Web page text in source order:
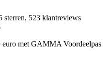
sterren, 523 klantreviews
met GAMMA Voordeelpas